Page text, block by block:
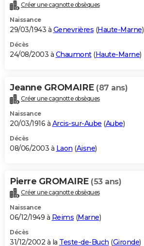
Créer une cagnotte obsèques
Naissance
29/03/1943 à Genevrières (Haute-Marne)
Décès
24/08/2003 à Chaumont(Haute-Marne)
Jeanne GROMAIRE (87 ans)
Créer une cagnotte obsèques
Naissance
20/03/1916 à Arcis-sur-Aube (Aube)
Décès
08/06/2003 à Laon (Aisne)
Pierre GROMAIRE (53 ans)
Créer une cagnotte obsèques
Naissance
06/12/1949 à Reims (Marne)
Décès
31/12/2002 à la Teste-de-Buch (Gironde)